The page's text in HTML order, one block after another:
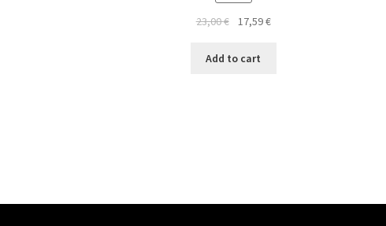
23,00€ 17,59€
Add to cart